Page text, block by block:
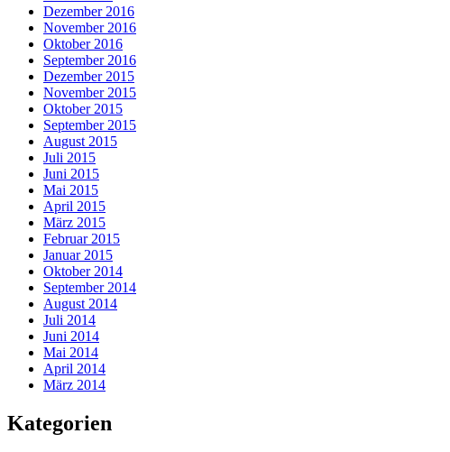
Dezember 2016
November 2016
Oktober 2016
September 2016
Dezember 2015
November 2015
Oktober 2015
September 2015
August 2015
Juli 2015
Juni 2015
Mai 2015
April 2015
März 2015
Februar 2015
Januar 2015
Oktober 2014
September 2014
August 2014
Juli 2014
Juni 2014
Mai 2014
April 2014
März 2014
Kategorien